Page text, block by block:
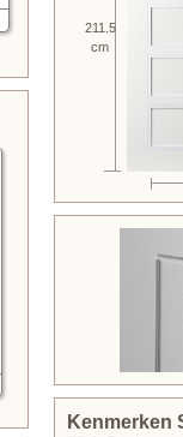
211.5
cm
Kenmerken